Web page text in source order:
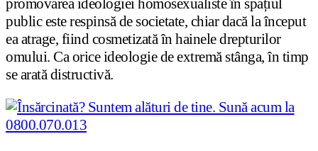
promovarea ideologiei homosexualiste în spațiul
public este respinsă de societate, chiar dacă la început
ea atrage, fiind cosmetizată în hainele drepturilor
omului. Ca orice ideologie de extremă stânga, în timp
se arată distructivă.